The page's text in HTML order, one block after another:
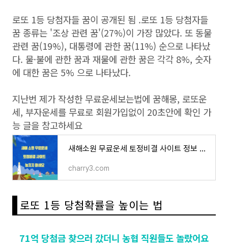
로또 1등 당첨자들 꿈이 공개된 됨 .로또 1등 당첨자들
꿈 종류는 '조상 관련 꿈'(27%)이 가장 많았다. 또 동물
관련 꿈(19%), 대통령에 관한 꿈(11%) 순으로 나타났
다. 물·불에 관한 꿈과 재물에 관한 꿈은 각각 8%, 숫자
에 대한 꿈은 5% 으로 나타났다.
지난번 제가 작성한 무료운세보는법에 꿈해몽, 로또운
세, 부자운세를 무료로 회원가입없이 20초안에 확인 가
능 글을 참고하세요
새해소원 무료운세 토정비결 사이트 정보 놓치지 마세요
charry3.com
로또 1등 당첨확률을 높이는 법
71억 당첨금 찾으러 갔더니 농협 직원들도 놀랐어요